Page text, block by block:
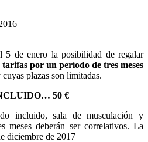
5 de enero la posibilidad de regalar
tarifas por un período de tres meses
plazas son limitadas.
50 €
incluido, sala de musculación y
meses deberán ser correlativos. La
diciembre de 2017